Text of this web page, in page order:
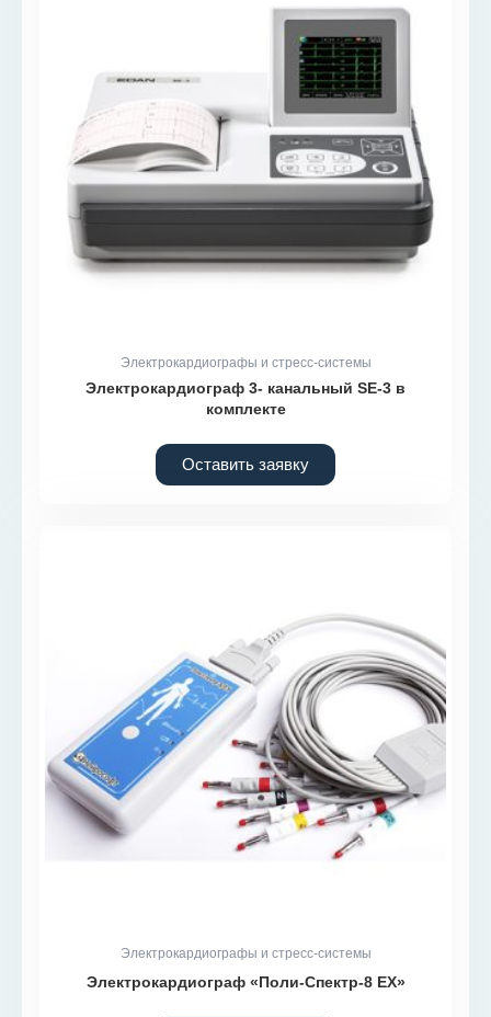
Электрокардиографы и стресс-системы
Электрокардиограф 3- канальный SE-3 в
комплекте
Оставить заявку
Электрокардиографы и стресс-системы
Электрокардиограф «Поли-Спектр-8 EX»